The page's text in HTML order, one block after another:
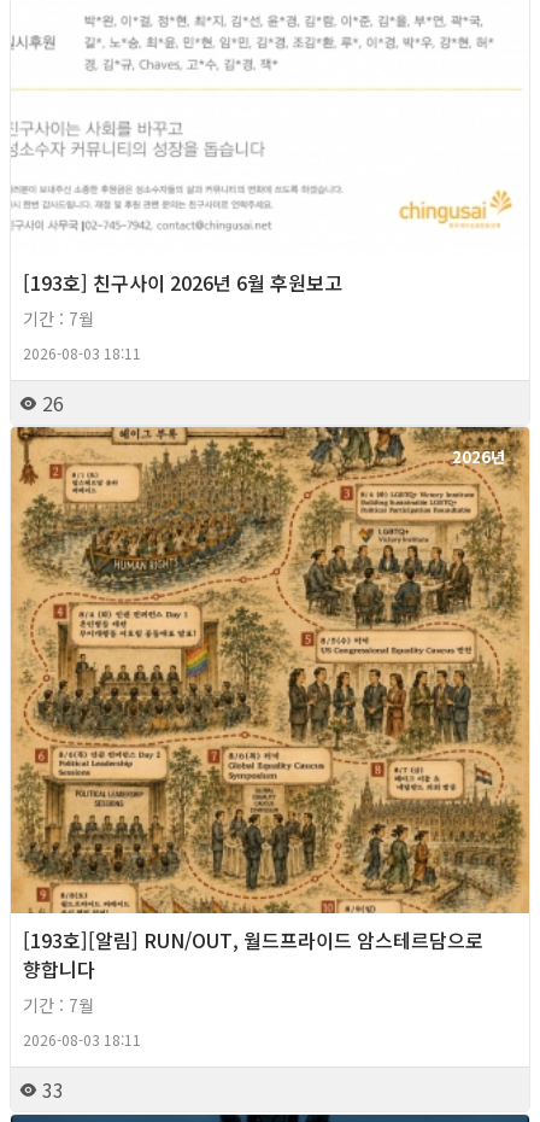
[193호] 친구사이 2026년 6월 후원보고
기간 : 7월
2026-08-03 18:11
26
2026년
[193호][알림] RUN/OUT, 월드프라이드 암스테르담으로
향합니다
기간 : 7월
2026-08-03 18:11
33